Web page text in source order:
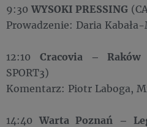
9:30WYSOKI PRESSING
Prowadzenie: Daria
12:10 Cracovia – Raków
SPORT3)
Komentarz: Piotr Laboga,
14:40Warta Poznań –